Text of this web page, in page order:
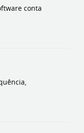
conta